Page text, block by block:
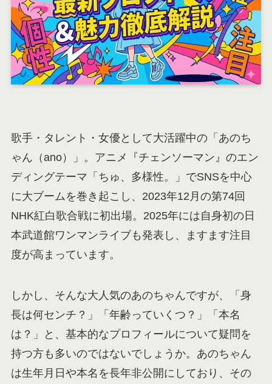
歌手・タレント・女優として大活躍中の「あのち
ゃん（ano）」。アニメ『チェンソーマン』のエン
ディングテーマ「ちゅ、多様性。」でSNSを中心
に大ブームを巻き起こし、2023年12月の第74回
NHK紅白歌合戦に初出場。2025年には自身初の日
本武道館ワンマンライブも発表し、ますます注目
度が高まっています。
しかし、そんな大人気のあのちゃんですが、「身
長は何センチ？」「年齢っていくつ？」「本名
は？」と、基本的なプロフィールについて疑問を
持つ方も多いのではないでしょうか。あのちゃん
は生年月日や本名を長年非公開にしており、その